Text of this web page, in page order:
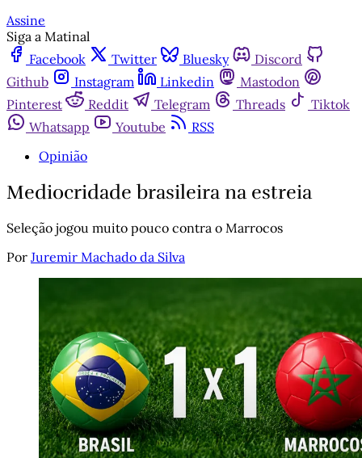
Assine
Siga a Matinal
Facebook
Twitter Bluesky
Discord
Github
Instagram Linkedin
Mastodon
Pinterest
Reddit Telegram Threads
Tiktok
Whatsapp
Youtube
RSS
Opinião
Mediocridade brasileira na estreia
Seleção jogou muito pouco contra o Marrocos
Por Juremir Machado da Silva